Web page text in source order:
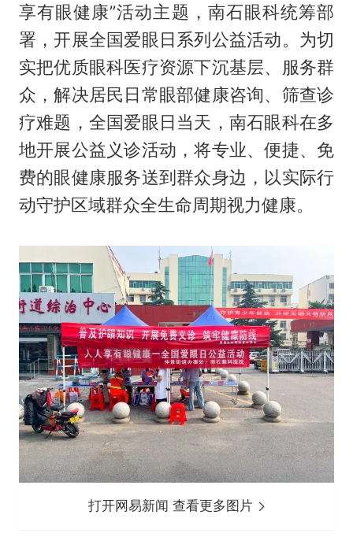
享有眼健康”活动主题，南石眼科统筹部
署，开展全国爱眼日系列公益活动。为切
实把优质眼科医疗资源下沉基层、服务群
众，解决居民日常眼部健康咨询、筛查诊
疗难题，全国爱眼日当天，南石眼科在多
地开展公益义诊活动，将专业、便捷、免
费的眼健康服务送到群众身边，以实际行
动守护区域群众全生命周期视力健康。
打开网易新闻 查看更多图片